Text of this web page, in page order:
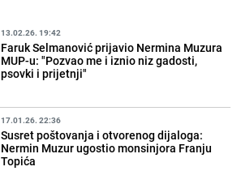
13.02.26. 19:42
Faruk Selmanović prijavio Nermina Muzura
MUP-u: "Pozvao me i iznio niz gadosti,
psovki i prijetnji"
17.01.26. 22:36
Susret poštovanja i otvorenog dijaloga:
Nermin Muzur ugostio monsinjora Franju
Topića